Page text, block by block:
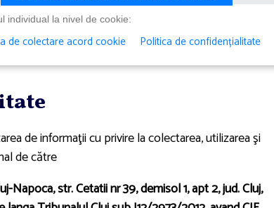
de informaţii cu privire la colectarea, utilizarea şi
de către
Napoca, str. Cetatii nr 39, demisol 1, apt 2, jud. Cluj,
individual la nivel de cookie:
de colectare acord cookie Politica de confidențialitate